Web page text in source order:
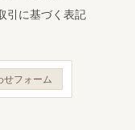
引に基づく表記
せフォーム